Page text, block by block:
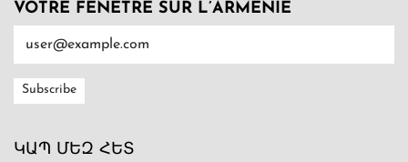
VOTRE FENÊTRE SUR L’ARMENIE
ԿԱՊ ՄԵԶ ՀԵՏ